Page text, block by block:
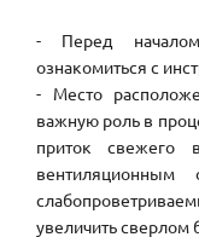
- Перед
ознакомиться с
- Место
важную роль в
приток свежего
вентиляционным
увеличить сверлом